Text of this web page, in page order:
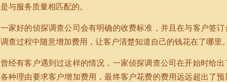
是与服务质量相匹配的。
一家好的侦探调查公司会有明确的收费标准，并且在与客户签
调查过程中随意增加费用，让客户清楚知道自己的钱花在了哪里。
曾经有客户遇到过这样的情况，一家侦探调查公司在开始时给
各种理由要求客户增加费用，最终客户花费的费用远远超出了